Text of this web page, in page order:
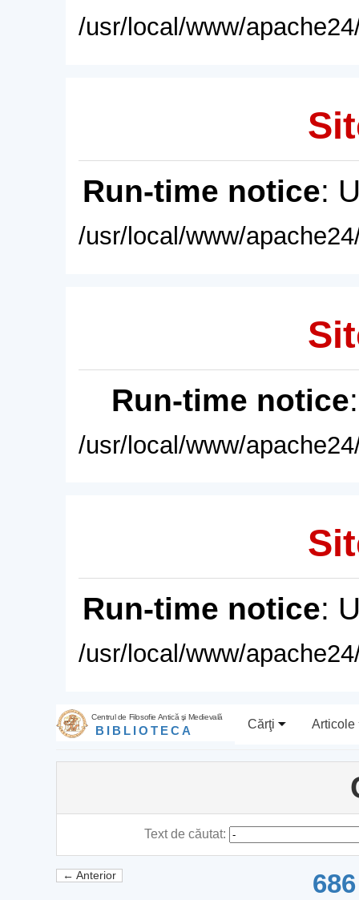
/usr/local/www/
Run-time notice:
/usr/local/www/
Run-time notice
/usr/local/www/
Run-time notice:
/usr/local/www/
Centrul de Filosofie Antică şi Medievală
BIBLIOTECA Cărţi Articole
Text de căutat:
← Anterior